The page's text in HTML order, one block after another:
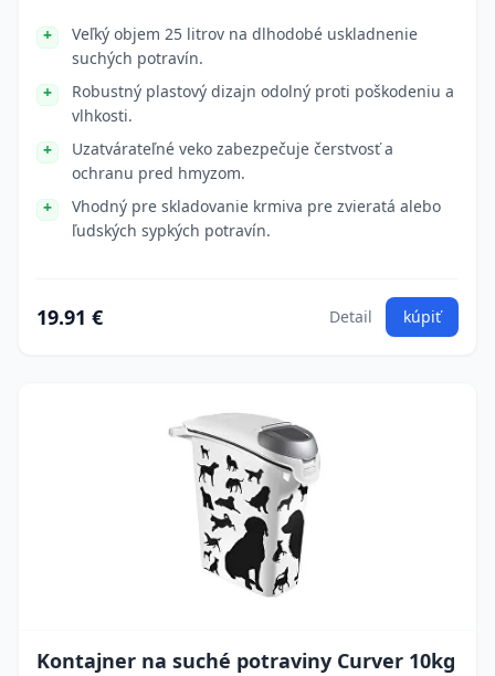
Veľký objem 25 litrov na dlhodobé uskladnenie
suchých potravín.
Robustný plastový dizajn odolný proti poškodeniu a
vlhkosti.
Uzatvárateľné veko zabezpečuje čerstvosť a
ochranu pred hmyzom.
Vhodný pre skladovanie krmiva pre zvieratá alebo
ľudských sypkých potravín.
19.91 € Detail kúpiť
Kontajner na suché potraviny Curver 10kg